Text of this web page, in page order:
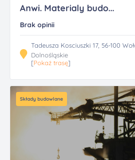
Anwi. Materialy budo...
Brak opinii
Tadeusza Kosciuszki 17, 56-100
Dolnośląskie
[Pokaż trasę]
Składy budowlane